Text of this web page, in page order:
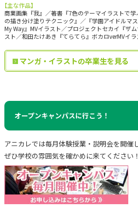
【主な作品】
商業画集『我』／著書『7色のテーマイラストで
の描き分け塗りテクニック』／『学園アイドルマ
My Way』MVイラスト／プロジェクトセカイ『ザ
スト／和田たけあき『てらてら』ボカロverMVイ
マンガ・イラストの卒業生を見る
オープンキャンパスに行こう！
アニカレでは毎月体験授業・説明会を開催
ぜひ学校の雰囲気を確かめに来てください！